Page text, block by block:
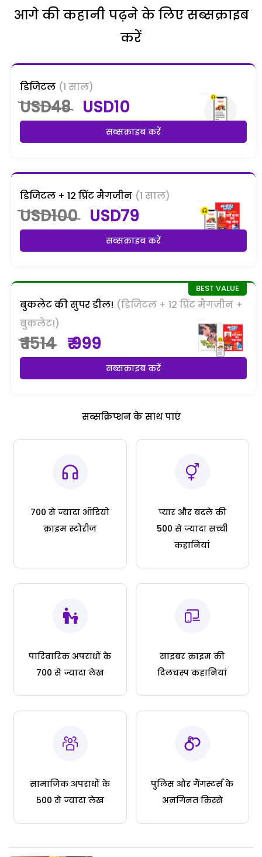
आगे की कहानी पढ़ने के लिए सब्सक्राइब
करें
डिजिटल (1 साल)
USD48 USD10
सब्सक्राइब करें
डिजिटल + 12 प्रिंट मैगजीन (1 साल)
USD100 USD79
सब्सक्राइब करें
बुकलेट की सुपर डील! (डिजिटल + 12 प्रिंट मैगजीन +
बुकलेट!)
₹ 1514 ₹ 999
सब्सक्राइब करें
सब्सक्रिप्शन के साथ पाएं
700 से ज्यादा ऑडियो
क्राइम स्टोरीज
प्यार और बदले की
500 से ज्यादा सच्ची
कहानियां
पारिवारिक अपराधों के
700 से ज्यादा लेख
साइबर क्राइम की
दिलचस्प कहानियां
सामाजिक अपराधों के
500 से ज्यादा लेख
पुलिस और गैंगस्टर्स के
अनगिनत किस्से